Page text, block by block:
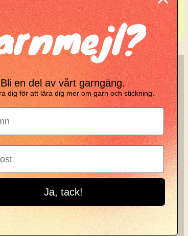
KNIT KNOT
Manifesto
Garnbrev
Bli en del av vårt garngäng.
dig för att lära dig mer om garn och stickning.
Ja, tack!